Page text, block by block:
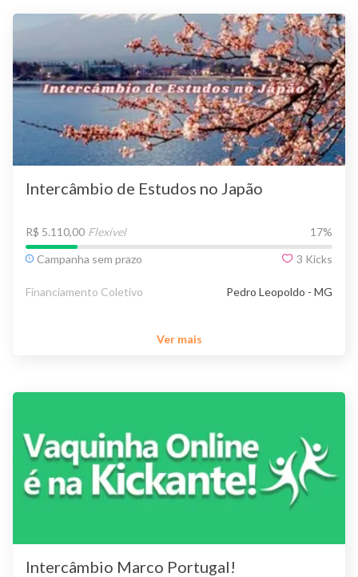
Intercâmbio de Estudos no Japão
R$ 5.110,00 Flexível 17%
Campanha sem prazo
3 Kicks
Financiamento Coletivo Pedro Leopoldo - MG
Ver mais
Intercâmbio Marco Portugal!